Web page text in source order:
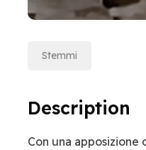
Stemmi
Description
Con una apposizione